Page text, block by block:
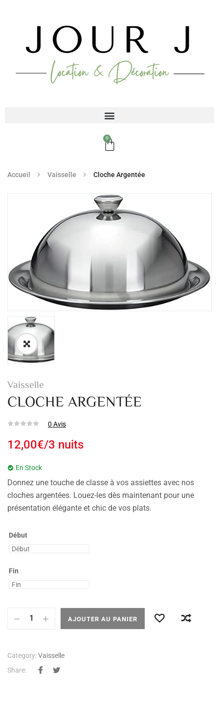
0
Accueil Vaisselle Cloche Argentée
Vaisselle
CLOCHE ARGENTÉE
0 Avis
12,00€/3 nuits
En Stock
Donnez une touche de classe à vos assiettes avec nos
cloches argentées. Louez-les dès maintenant pour une
présentation élégante et chic de vos plats.
Début
Fin
AJOUTER AU PANIER
Category:Vaisselle
Share: